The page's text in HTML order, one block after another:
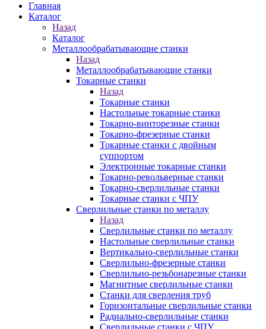
Главная
Каталог
Назад
Каталог
Металлообрабатывающие станки
Назад
Металлообрабатывающие станки
Токарные станки
Назад
Токарные станки
Настольные токарные станки
Токарно-винторезные станки
Токарно-фрезерные станки
Токарные станки с двойным
суппортом
Электронные токарные станки
Токарно-револьверные станки
Токарно-сверлильные станки
Токарные станки с ЧПУ
Сверлильные станки по металлу
Назад
Сверлильные станки по металлу
Настольные сверлильные станки
Вертикально-сверлильные станки
Сверлильно-фрезерные станки
Сверлильно-резьбонарезные станки
Магнитные сверлильные станки
Станки для сверления труб
Горизонтальные сверлильные станки
Радиально-сверлильные станки
Сверлильные станки с ЧПУ